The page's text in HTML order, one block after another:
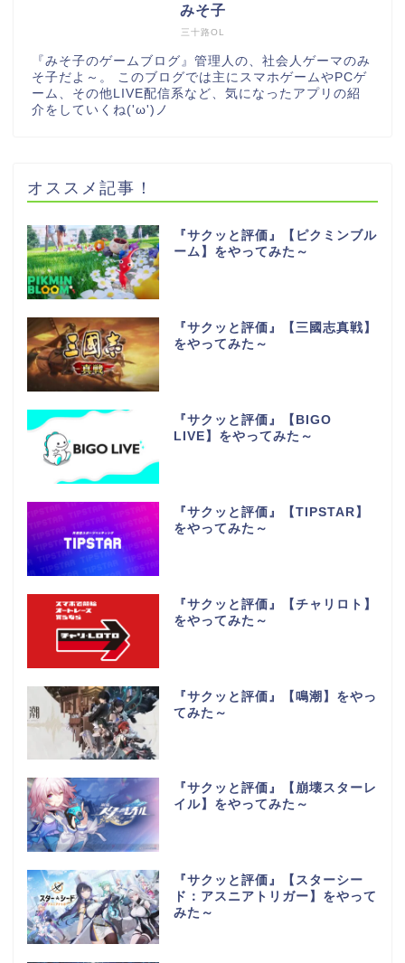
三十路OL
みそ子
『みそ子のゲームブログ』管理人の、社会人ゲーマのみ
そ子だよ～。 このブログでは主にスマホゲームやPCゲ
ーム、その他LIVE配信系など、気になったアプリの紹
介をしていくね('ω')ノ
オススメ記事！
『サクッと評価』【ピクミンブル
ーム】をやってみた～
『サクッと評価』【三國志真戦】
をやってみた～
『サクッと評価』【BIGO
LIVE】をやってみた～
『サクッと評価』【TIPSTAR】
をやってみた～
『サクッと評価』【チャリロト】
をやってみた～
『サクッと評価』【鳴潮】をやっ
てみた～
『サクッと評価』【崩壊スターレ
イル】をやってみた～
『サクッと評価』【スターシー
ド：アスニアトリガー】をやって
みた～